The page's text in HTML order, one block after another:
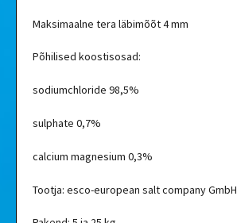
Maksimaalne tera läbimõõt 4 mm
Põhilised koostisosad:
sodiumchloride 98,5%
sulphate 0,7%
calcium magnesium 0,3%
Tootja: esco-european salt company GmbH